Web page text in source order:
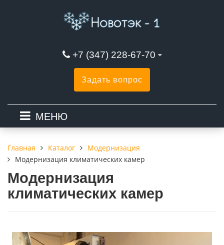
+7 (347) 228-67-70
Задать вопрос
МЕНЮ
Главная Каталог
Модернизация
Модернизация климатических камер
Модернизация
климатических камер